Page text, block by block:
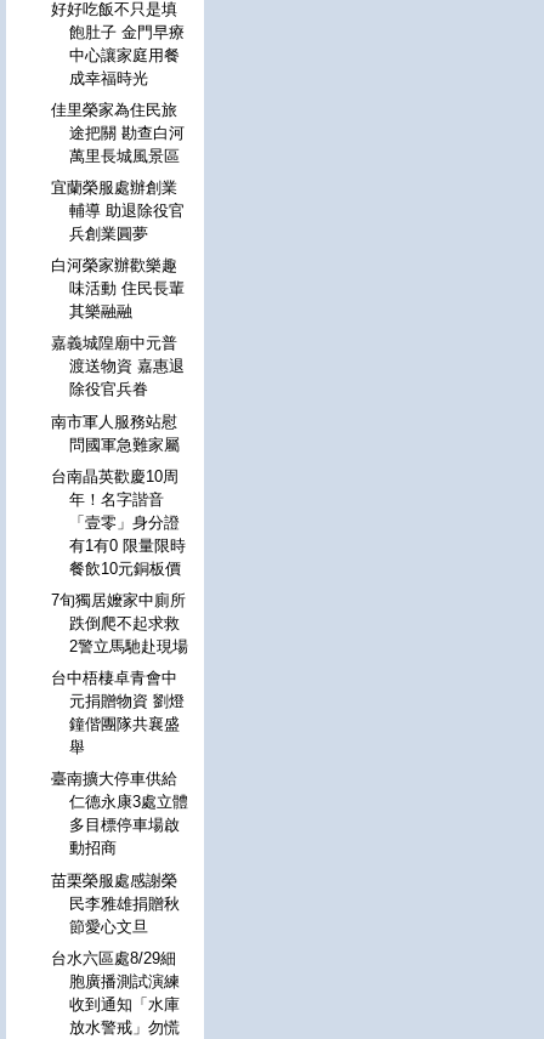
好好吃飯不只是填
飽肚子 金門早療
中心讓家庭用餐
成幸福時光
佳里榮家為住民旅
途把關 勘查白河
萬里長城風景區
宜蘭榮服處辦創業
輔導 助退除役官
兵創業圓夢
白河榮家辦歡樂趣
味活動 住民長輩
其樂融融
嘉義城隍廟中元普
渡送物資 嘉惠退
除役官兵眷
南市軍人服務站慰
問國軍急難家屬
台南晶英歡慶10周
年！名字諧音
「壹零」身分證
有1有0 限量限時
餐飲10元銅板價
7旬獨居嬤家中廁所
跌倒爬不起求救
2警立馬馳赴現場
台中梧棲卓青會中
元捐贈物資 劉燈
鐘偕團隊共襄盛
舉
臺南擴大停車供給
仁德永康3處立體
多目標停車場啟
動招商
苗栗榮服處感謝榮
民李雅雄捐贈秋
節愛心文旦
台水六區處8/29細
胞廣播測試演練
收到通知「水庫
放水警戒」勿慌